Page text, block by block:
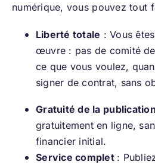
numérique, vous pouvez tout
Liberté totale : Vous
œuvre : pas de comité
ce que vous voulez,
signer de contrat, sans
Gratuité de la publication
gratuitement en ligne,
financier initial.
Service complet :